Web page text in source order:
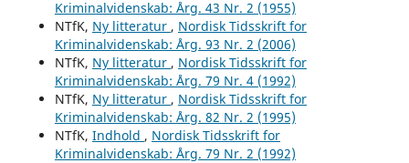
Kriminalvidenskab: Årg. 43 Nr. 2 (1955)
NTfK, Ny litteratur , Nordisk Tidsskrift for
Kriminalvidenskab: Årg. 93 Nr. 2 (2006)
NTfK, Ny litteratur , Nordisk Tidsskrift for
Kriminalvidenskab: Årg. 79 Nr. 4 (1992)
NTfK, Ny litteratur , Nordisk Tidsskrift for
Kriminalvidenskab: Årg. 82 Nr. 2 (1995)
NTfK, Indhold , Nordisk Tidsskrift for
Kriminalvidenskab: Årg. 79 Nr. 2 (1992)